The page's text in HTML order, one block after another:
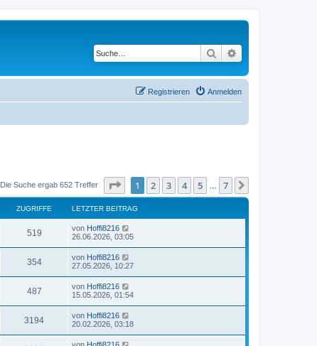
Suche
Anmelden
Registrieren
Die Suche ergab 652 Treffer Seite von7
1 2 3 4 5 7
ZUGRIFFE LETZTER BEITRAG
519 von Hoffi8216
26.06.2026, 03:05
354 von Hoffi8216
27.05.2026, 10:27
487 von Hoffi8216
15.05.2026, 01:54
3194 von Hoffi8216
20.02.2026, 03:18